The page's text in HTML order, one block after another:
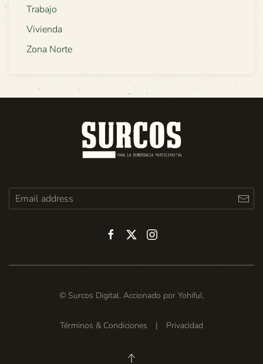
Trabajo
Vivienda
Zona Norte
© Surcos Digital. Accionado por Yohiful.
Términos & Condiciones | Privacidad